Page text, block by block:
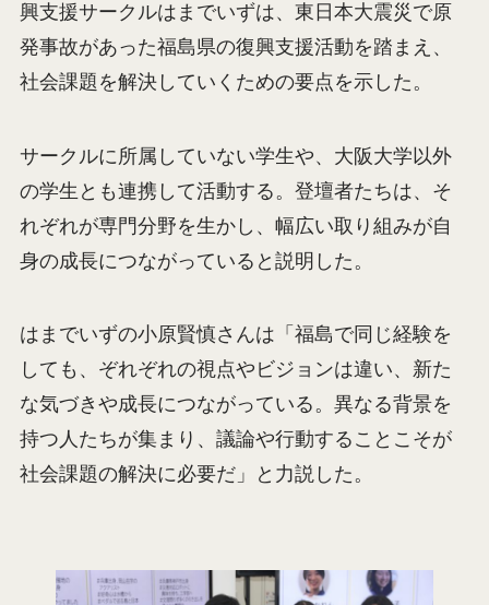
興支援サークルはまでいずは、東日本大震災で原
発事故があった福島県の復興支援活動を踏まえ、
社会課題を解決していくための要点を示した。
サークルに所属していない学生や、大阪大学以外
の学生とも連携して活動する。登壇者たちは、そ
れぞれが専門分野を生かし、幅広い取り組みが自
身の成長につながっていると説明した。
はまでいずの小原賢慎さんは「福島で同じ経験を
しても、ぞれぞれの視点やビジョンは違い、新た
な気づきや成長につながっている。異なる背景を
持つ人たちが集まり、議論や行動することこそが
社会課題の解決に必要だ」と力説した。